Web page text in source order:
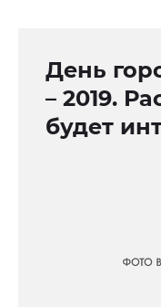
День
– 2019.
будет